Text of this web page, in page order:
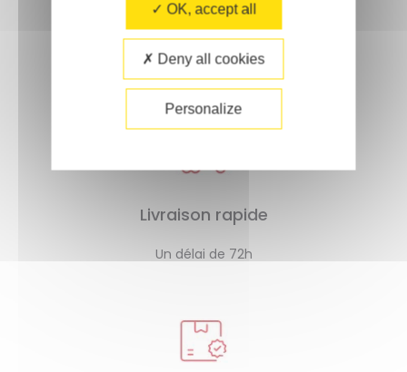
Paiement sécurisé
Livraison rapide
Un délai de 72h
OK, accept all
Deny all cookies
Personalize